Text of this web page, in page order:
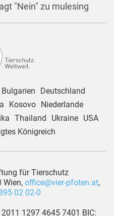
"Nein" zu mulesing
Bulgarien
Deutschland
Kosovo
Niederlande
Thailand Ukraine
USA
Königreich
für Tierschutz
Wien, office@vier-pfoten.at,
02 02-0
1297 4645 7401 BIC: